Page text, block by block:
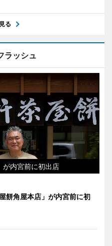
る
ラッシュ
が内宮前に初出店
餅角屋本店」が内宮前に初